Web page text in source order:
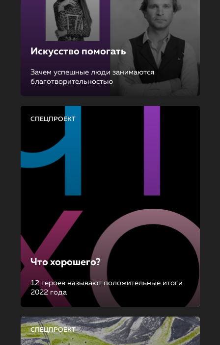
Искусство помогать
Зачем успешные люди занимаются
благотворительностью
СПЕЦПРОЕКТ
Что хорошего?
12 героев называют положительные итоги
2022 года
СПЕЦПРОЕКТ